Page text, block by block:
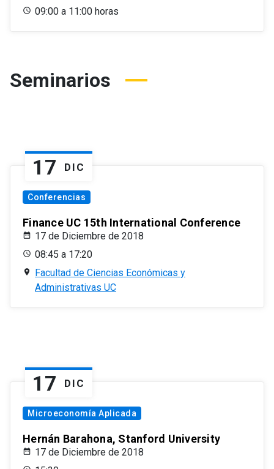
09:00 a 11:00 horas
Seminarios
17 DIC
Conferencias
Finance UC 15th International Conference
17 de Diciembre de 2018
08:45 a 17:20
Facultad de Ciencias Económicas y
Administrativas UC
17 DIC
Microeconomía Aplicada
Hernán Barahona, Stanford University
17 de Diciembre de 2018